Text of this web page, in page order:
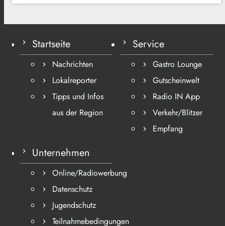
Startseite
Nachrichten
Lokalreporter
Tipps und Infos
aus der Region
Service
Gastro Lounge
Gutscheinwelt
Radio IN App
Verkehr/Blitzer
Empfang
Unternehmen
Online/Radiowerbung
Datenschutz
Jugendschutz
Teilnahmebedingungen